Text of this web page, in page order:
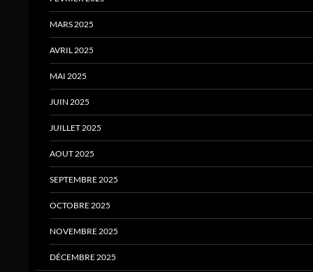
MARS 2025
AVRIL 2025
MAI 2025
JUIN 2025
JUILLET 2025
AOUT 2025
SEPTEMBRE 2025
OCTOBRE 2025
NOVEMBRE 2025
DÉCEMBRE 2025